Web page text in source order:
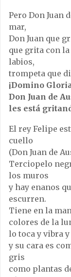
Pero Don Juan
mar,
Don Juan que
que grita con
labios,
trompeta que
¡Domino
Don Juan de
les está
El rey Felipe
cuello
(Don Juan de
Terciopelo
los muros
y hay enanos
escurren.
Tiene en la
colores de la
lo toca y vibra y
y su cara es
gris
como plantas